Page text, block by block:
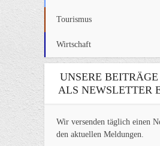
Tourismus
Wirtschaft
UNSERE
ALS NEWSLETTER
Wir versenden täglich einen
den aktuellen Meldungen.